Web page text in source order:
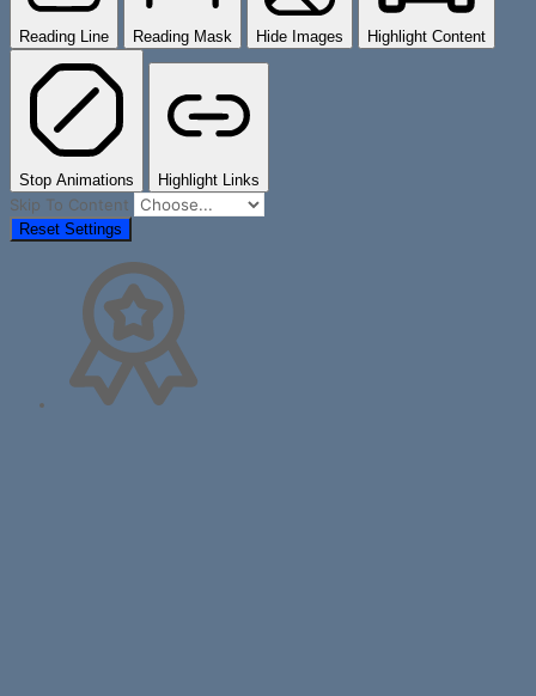
Reading Line Reading Mask Hide Images Highlight Content
Stop Animations Highlight Links
Skip To Content
Reset Settings